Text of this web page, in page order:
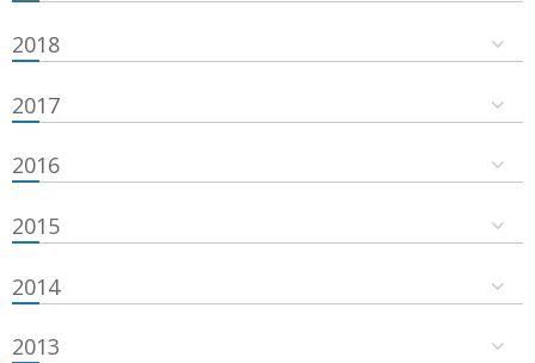
2018
2017
2016
2015
2014
2013